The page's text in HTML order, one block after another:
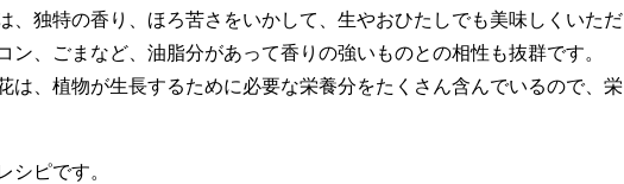
、独特の香り、ほろ苦さをいかして、生やおひたしでも美味しくいただ
ン、ごまなど、油脂分があって香りの強いものとの相性も抜群です。
は、植物が生長するために必要な栄養分をたくさん含んでいるので、栄
シピです。